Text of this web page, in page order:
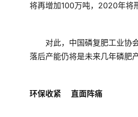
将再增加100万吨，2020年将
对此，中国磷复肥工业协会
落后产能仍将是未来几年磷肥
环保收紧　 直面阵痛